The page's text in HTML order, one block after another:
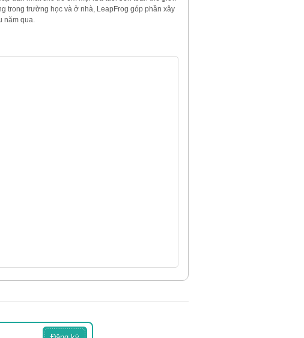
trong trường học và ở nhà, LeapFrog góp phần xây
năm qua.